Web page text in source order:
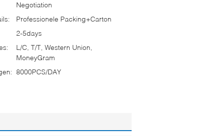
Negotiation
Professionele Packing+Carton
2-5days
L/C, T/T, Western Union,
MoneyGram
8000PCS/DAY